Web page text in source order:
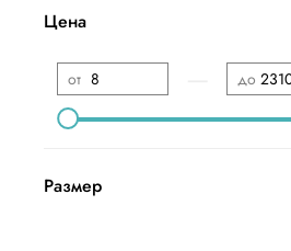
Цена
от до
Размер